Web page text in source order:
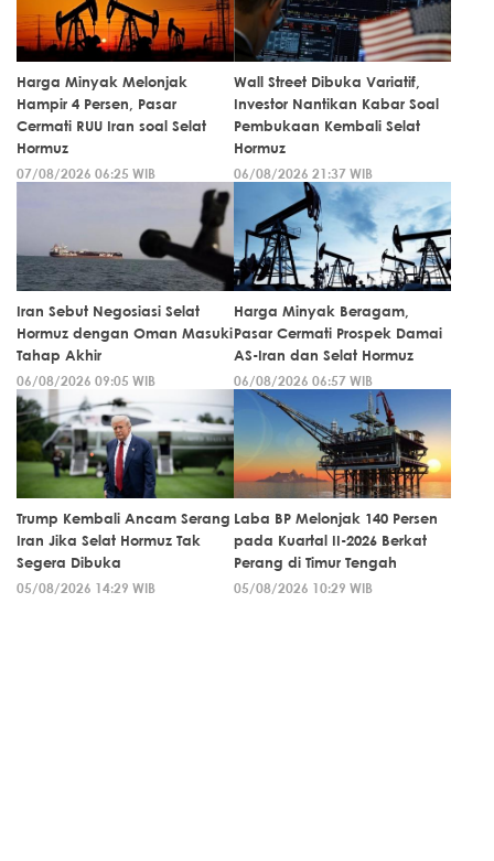
Harga Minyak Melonjak
Hampir 4 Persen, Pasar
Cermati RUU Iran soal Selat
Hormuz
07/08/2026 06:25 WIB
Wall Street Dibuka Variatif,
Investor Nantikan Kabar Soal
Pembukaan Kembali Selat
Hormuz
06/08/2026 21:37 WIB
Iran Sebut Negosiasi Selat
Hormuz dengan Oman Masuki
Tahap Akhir
06/08/2026 09:05 WIB
Harga Minyak Beragam,
Pasar Cermati Prospek Damai
AS-Iran dan Selat Hormuz
06/08/2026 06:57 WIB
Trump Kembali Ancam Serang
Iran Jika Selat Hormuz Tak
Segera Dibuka
05/08/2026 14:29 WIB
Laba BP Melonjak 140 Persen
pada Kuartal II-2026 Berkat
Perang di Timur Tengah
05/08/2026 10:29 WIB